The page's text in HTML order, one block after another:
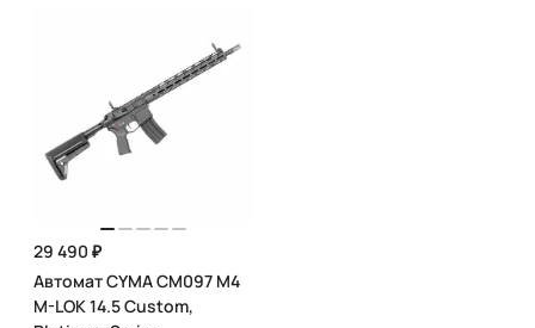
29 490 ₽
Автомат CYMA CM097 M4
M-LOK 14.5 Custom,